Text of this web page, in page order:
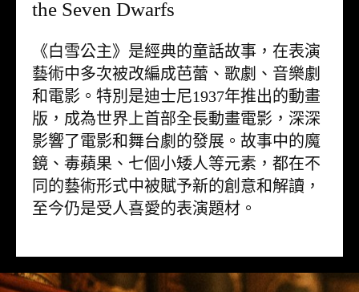
the Seven Dwarfs
《白雪公主》是經典的童話故事，在表演
藝術中多次被改編成芭蕾、歌劇、音樂劇
和電影。特別是迪士尼1937年推出的動畫
版，成為世界上首部全長動畫電影，深深
影響了電影和舞台劇的發展。故事中的魔
鏡、毒蘋果、七個小矮人等元素，都在不
同的藝術形式中被賦予新的創意和解讀，
至今仍是受人喜愛的表演題材。